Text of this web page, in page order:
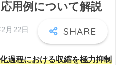
用例について解説
月22日
過程における収縮を極力抑制